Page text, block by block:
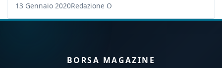
13 Gennaio 2020Redazione O
BORSA MAGAZINE